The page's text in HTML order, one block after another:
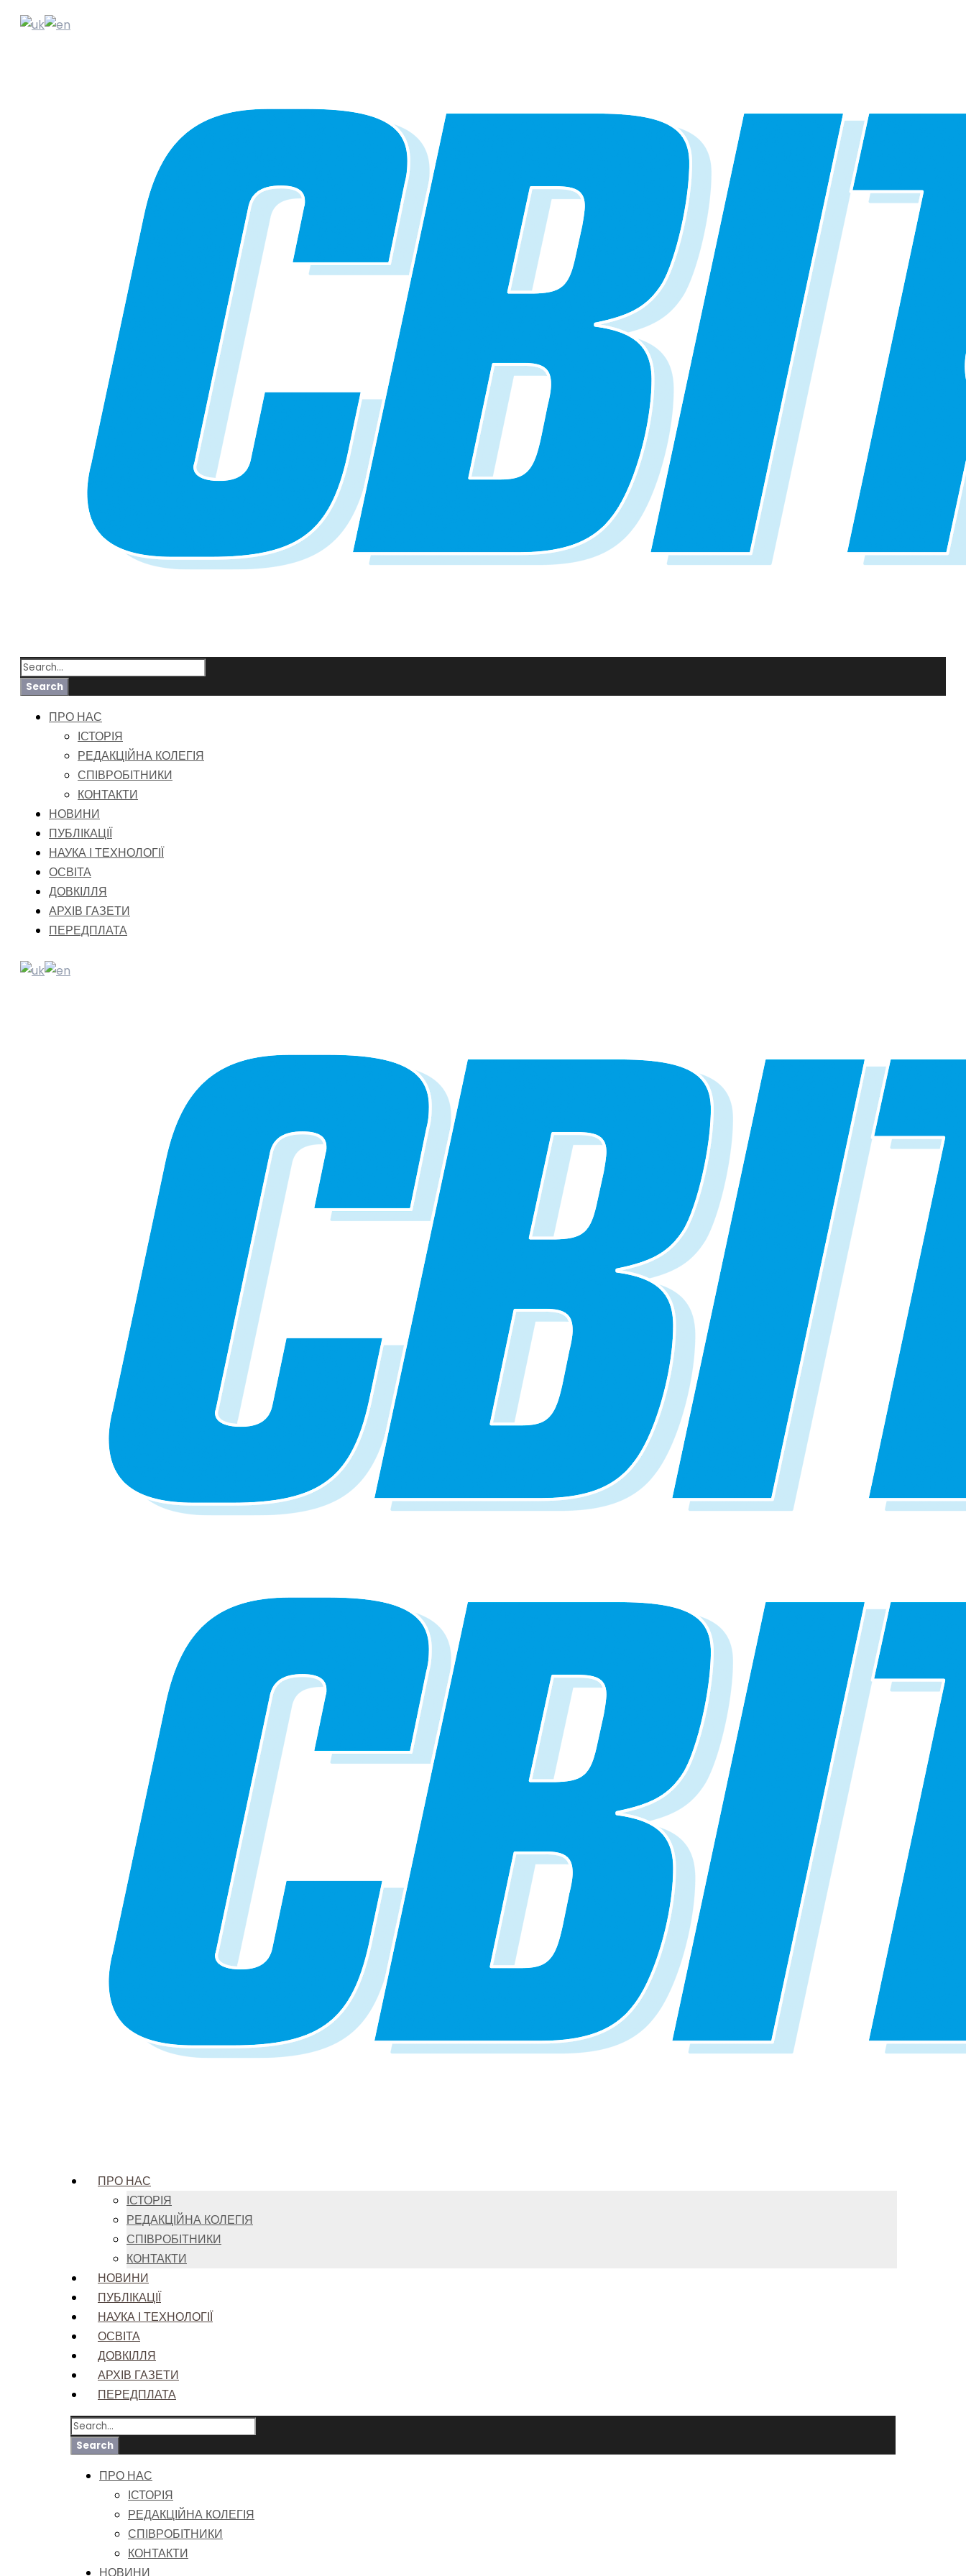
ПРО НАС
ІСТОРІЯ
РЕДАКЦІЙНА КОЛЕГІЯ
СПІВРОБІТНИКИ
КОНТАКТИ
НОВИНИ
ПУБЛІКАЦІЇ
НАУКА І ТЕХНОЛОГІЇ
ОСВІТА
ДОВКІЛЛЯ
АРХІВ ГАЗЕТИ
ПЕРЕДПЛАТА
ПРО НАС
ІСТОРІЯ
РЕДАКЦІЙНА КОЛЕГІЯ
СПІВРОБІТНИКИ
КОНТАКТИ
НОВИНИ
ПУБЛІКАЦІЇ
НАУКА І ТЕХНОЛОГІЇ
ОСВІТА
ДОВКІЛЛЯ
АРХІВ ГАЗЕТИ
ПЕРЕДПЛАТА
ПРО НАС
ІСТОРІЯ
РЕДАКЦІЙНА КОЛЕГІЯ
СПІВРОБІТНИКИ
КОНТАКТИ